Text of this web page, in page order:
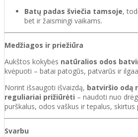
Batų padas šviečia tamsoje,
bet ir žaismingi vaikams.
Medžiagos ir priežiūra
Aukštos kokybės natūralios odos
kvėpuoti – batai patogūs, patvarūs ir
Norint išsaugoti išvaizdą, batviršio odą
reguliariai prižiūrėti – naudoti nuo
purškalus, odos vaškus ir tepalus, skirtus
Svarbu